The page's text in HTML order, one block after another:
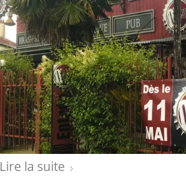
Lire la suite